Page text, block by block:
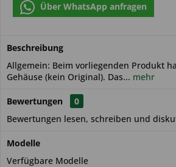
Über WhatsApp anfragen
Beschreibung
Allgemein: Beim vorliegenden Produkt
Gehäuse (kein Original). Das... mehr
Bewertungen
0
Bewertungen lesen, schreiben und
Modelle
Verfügbare Modelle